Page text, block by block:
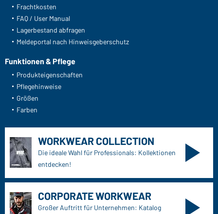
Frachtkosten
FAQ / User Manual
Lagerbestand abfragen
Meldeportal nach Hinweisgeberschutz
Funktionen & Pflege
Produkteigenschaften
Pflegehinweise
Größen
Farben
WORKWEAR COLLECTION
Die ideale Wahl für Professionals: Kollektionen
entdecken!
CORPORATE WORKWEAR
Großer Auftritt für Unternehmen: Katalog